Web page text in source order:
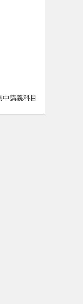
中講義科目